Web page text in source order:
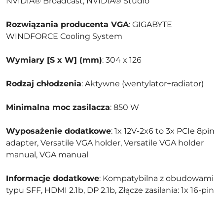
Rozwiązania producenta VGA: GIGABYTE
WINDFORCE Cooling System
Wymiary [S x W] (mm): 304 x 126
Rodzaj chłodzenia: Aktywne (wentylator+radiator)
Minimalna moc zasilacza: 850 W
Wyposażenie dodatkowe: 1x 12V-2x6 to 3x PCIe 8pin
adapter, Versatile VGA holder, Versatile VGA holder
manual, VGA manual
Informacje dodatkowe: Kompatybilna z obudowami
typu SFF, HDMI 2.1b, DP 2.1b, Złącze zasilania: 1x 16-pin